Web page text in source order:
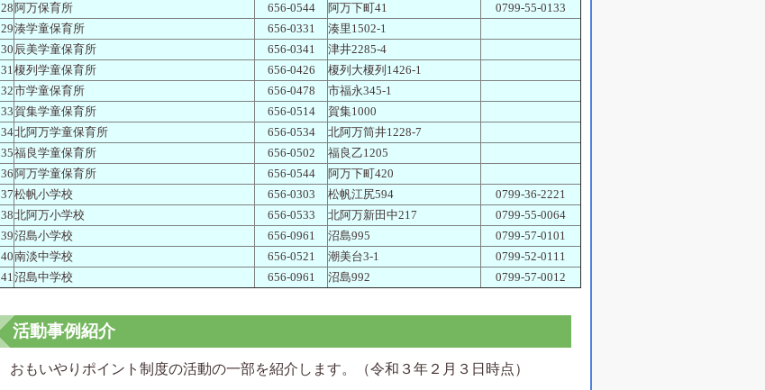
28 阿万保育所 656-0544 阿万下町41
0799-55-0133
29湊学童保育所 656-0331
湊里1502-1
30 辰美学童保育所 656-0341
津井2285-4
31榎列学童保育所 656-0426
榎列大榎列1426-1
32市学童保育所 656-0478
市福永345-1
33賀集学童保育所 656-0514
賀集1000
34北阿万学童保育所 656-0534
北阿万筒井1228-7
35福良学童保育所 656-0502
福良乙1205
36 阿万学童保育所 656-0544
阿万下町420
37松帆小学校 656-0303 松帆江尻594
0799-36-2221
38北阿万小学校 656-0533 北阿万新田中217
0799-55-0064
39沼島小学校 656-0961 沼島995
0799-57-0101
40南淡中学校 656-0521 潮美台3-1
0799-52-0111
41沼島中学校 656-0961 沼島992 0799-57-0012
活動事例紹介
おもいやりポイント制度の活動の一部を紹介します。（令和３年２月３日時点）